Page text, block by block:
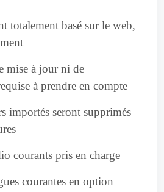
totalement basé sur le web,
mise à jour ni de
à prendre en compte
importés seront supprimés
courants pris en charge
courantes en option